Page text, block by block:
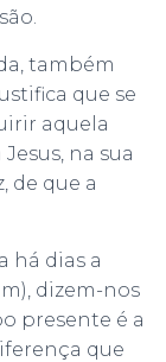
também
que se
aquela
na sua
de que a
há dias a
dizem-nos
presente é a
que